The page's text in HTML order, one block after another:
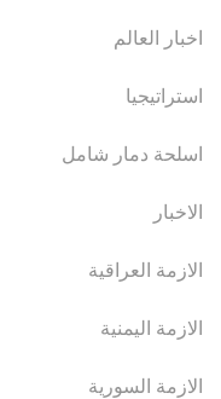
اخبار العالم
استراتيجيا
اسلحة دمار شامل
الاخبار
الازمة العراقية
الازمة اليمنية
الازمة السورية